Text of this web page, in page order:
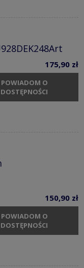
175,90 zł
POWIADOM O
DOSTĘPNOŚCI
150,90 zł
POWIADOM O
DOSTĘPNOŚCI